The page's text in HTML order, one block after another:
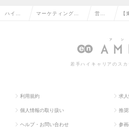
ハイク マーケティング・ 営業
の転 ナ
若手ハイキャリアのスカ
利用規約 求
個人情報の取り扱い 推
ヘルプ・お問い合わせ 参